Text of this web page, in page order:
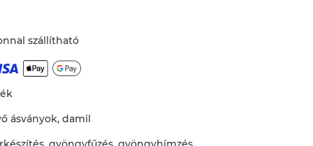
szállítható
ásványok,damil